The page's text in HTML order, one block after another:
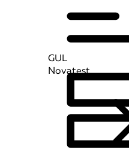
GUL
Novatest